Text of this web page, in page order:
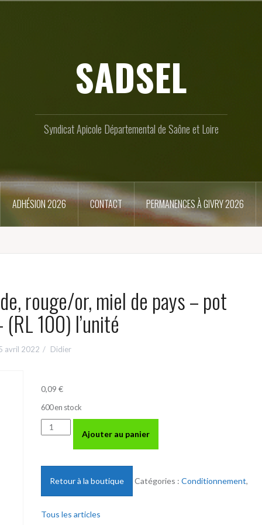
SADSEL
Syndicat Apicole Départemental de Saône et Loire
ADHÉSION 2026 CONTACT PERMANENCES À GIVRY 2026
rouge/or, miel de pays – pot
100) l’unité
avril 2022 Didier
0,09 €
600 en stock
quantité
de
Etiquette
ronde,
de
Ajouter au panier
Retour à la boutique Catégories : Conditionnement,
Tous les articles